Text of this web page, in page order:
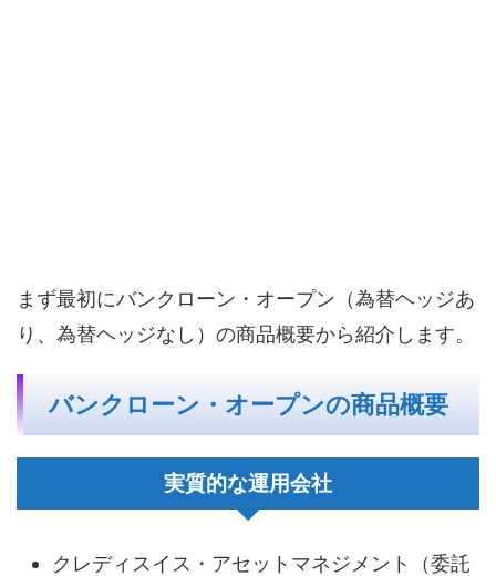
まず最初にバンクローン・オープン（為替ヘッジあ
り、為替ヘッジなし）の商品概要から紹介します。
バンクローン・オープンの商品概要
実質的な運用会社
クレディスイス・アセットマネジメント（委託